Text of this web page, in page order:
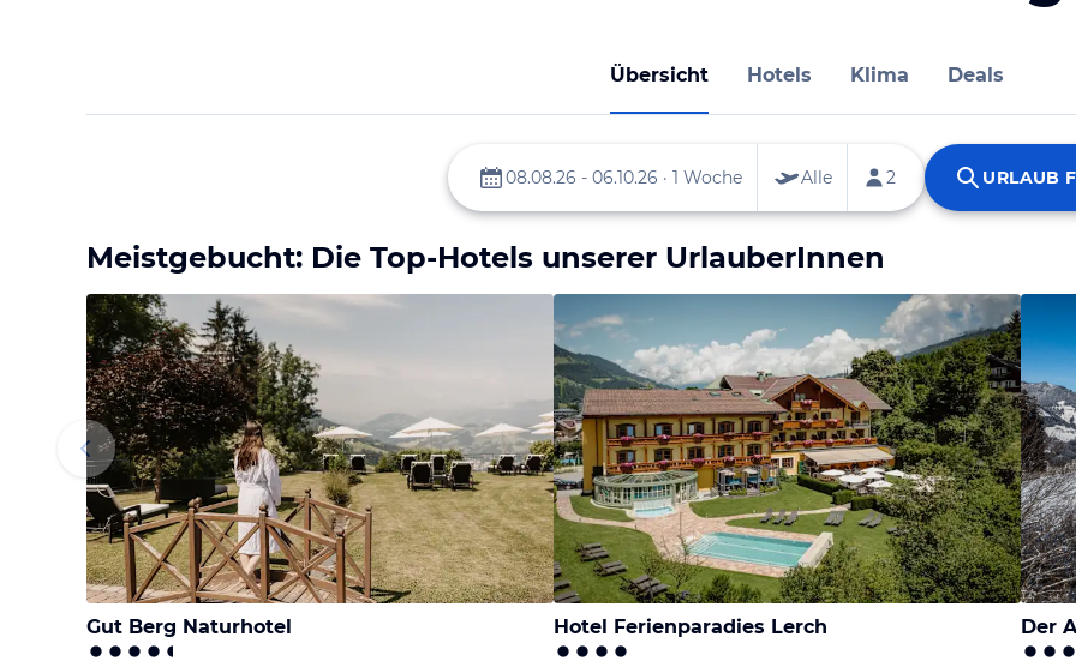
Übersicht Hotels Klima Deals
Meistgebucht: Die Top-Hotels unserer UrlauberInnen
Gut Berg Naturhotel Hotel Ferienparadies Lerch Der